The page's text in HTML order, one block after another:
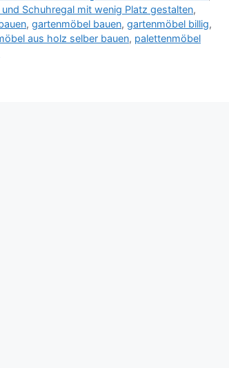
Schuhregal mit wenig Platz gestalten,
, gartenmöbel bauen, gartenmöbel billig,
aus holz selber bauen, palettenmöbel